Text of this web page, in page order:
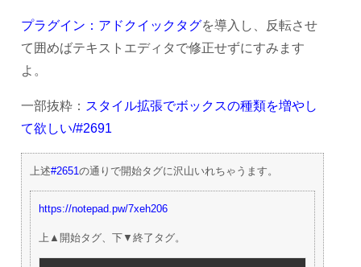
プラグイン：アドクイックタグを導入し、反転させ
て囲めばテキストエディタで修正せずにすみます
よ。
一部抜粋： スタイル拡張でボックスの種類を増やし
て欲しい/#2691
上述#2651の通りで開始タグに沢山いれちゃうます。
https://notepad.pw/7xeh206
上▲開始タグ、下▼終了タグ。